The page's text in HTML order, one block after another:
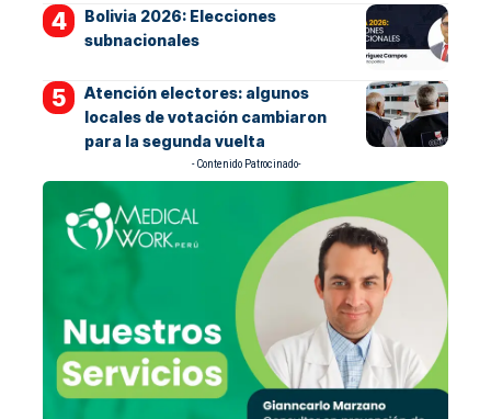
Bolivia 2026: Elecciones
subnacionales
Atención electores: algunos
locales de votación cambiaron
para la segunda vuelta
- Contenido Patrocinado-